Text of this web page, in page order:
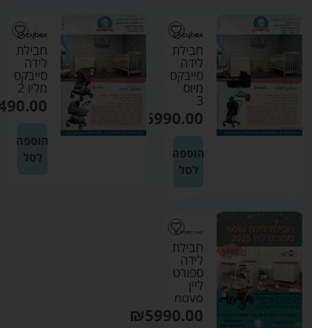
חבילת
לידה
סייבקס
מיוס
3
6990.00
הוספה
לסל
חבילת
לידה
סייבקס
מליו 2
הוספה
לסל
חבילת
לידה
ספורט
ליין
novo
₪5990.00